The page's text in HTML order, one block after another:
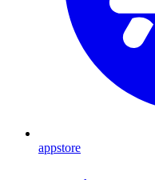
appstore